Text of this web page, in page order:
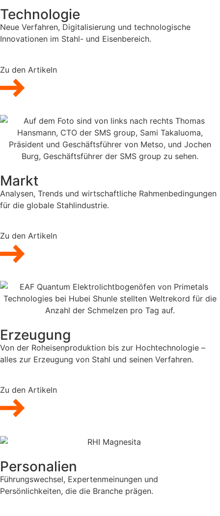
Technologie
Neue Verfahren, Digitalisierung und technologische
Innovationen im Stahl- und Eisenbereich.
Zu den Artikeln
Markt
Analysen, Trends und wirtschaftliche Rahmenbedingungen
für die globale Stahlindustrie.
Zu den Artikeln
Erzeugung
Von der Roheisenproduktion bis zur Hochtechnologie –
alles zur Erzeugung von Stahl und seinen Verfahren.
Zu den Artikeln
Personalien
Führungswechsel, Expertenmeinungen und
Persönlichkeiten, die die Branche prägen.